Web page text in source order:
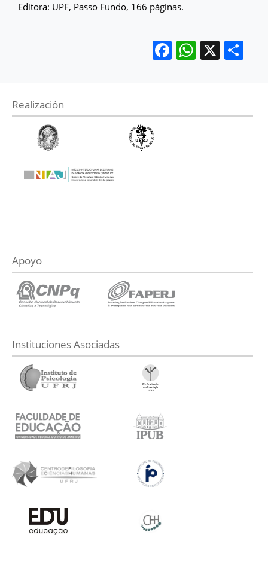
Editora: UPF, Passo Fundo, 166 páginas.
Facebook
X
Realización
Apoyo
Instituciones Asociadas